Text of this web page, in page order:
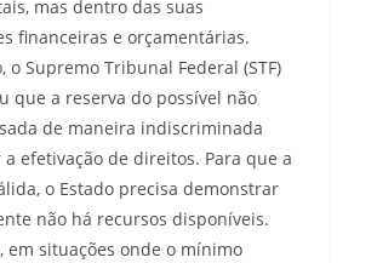
mas dentro das suas
financeiras e orçamentárias.
o Supremo Tribunal Federal (STF)
que a reserva do possível não
de maneira indiscriminada
efetivação de direitos. Para que a
o Estado precisa demonstrar
não há recursos disponíveis.
em situações onde o mínimo